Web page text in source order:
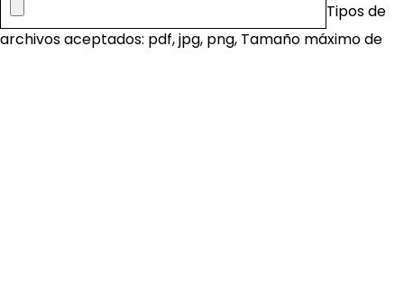
Tipos de
archivos aceptados: pdf, jpg, png, Tamaño máximo de